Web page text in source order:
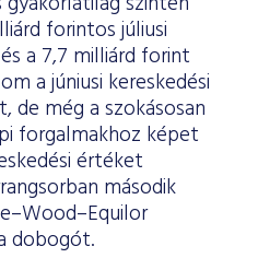
forintos júliusi
a 7,7 milliárd forint
a júniusi kereskedési
de még a szokásosan
forgalmakhoz képet
értéket
második
dobogót.